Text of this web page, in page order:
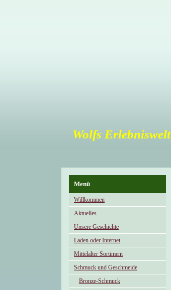
Wolfs Erlebniswelt
Menü
Willkommen
Aktuelles
Unsere Geschichte
Laden oder Internet
Mittelalter Sortiment
Schmuck und Geschmeide
Bronze-Schmuck